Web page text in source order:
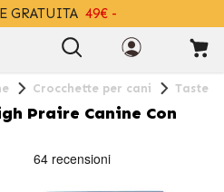
GRATUITA 49€ -
Crocchette per cani Taste
Praire Canine Con